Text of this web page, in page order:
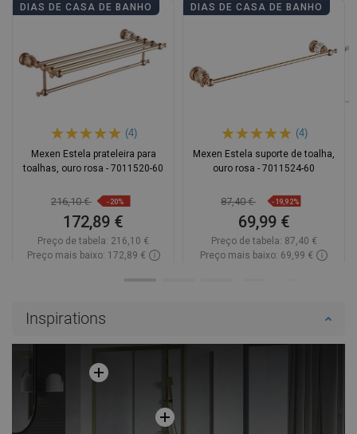
DIAS DE CASA DE BANHO
(4)
Mexen Estela prateleira para
toalhas, ouro rosa - 7011520-60
216,10 € -20%
172,89 €
Preço de tabela: 216,10 €
Preço mais baixo: 172,89 €
DIAS DE CASA DE BANHO
(4)
Mexen Estela suporte de toalha,
ouro rosa - 7011524-60
87,40 € -19,92%
69,99 €
Preço de tabela: 87,40 €
Preço mais baixo: 69,99 €
Inspirations